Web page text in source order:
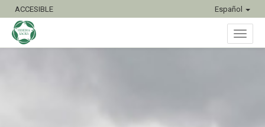
ACCESIBLE Español